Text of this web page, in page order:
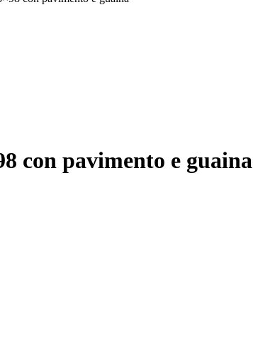
con pavimento e guaina